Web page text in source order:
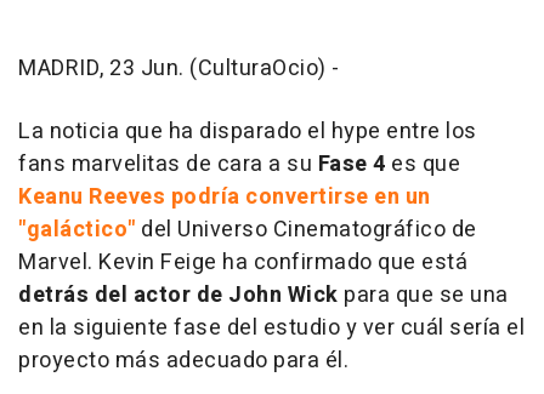
MADRID, 23 Jun. (CulturaOcio) -
La noticia que ha disparado el hype entre los
fans marvelitas de cara a su Fase 4 es que
Keanu Reeves podría convertirse en un
"galáctico" del Universo Cinematográfico de
Marvel. Kevin Feige ha confirmado que está
detrás del actor de John Wick para que se una
en la siguiente fase del estudio y ver cuál sería el
proyecto más adecuado para él.